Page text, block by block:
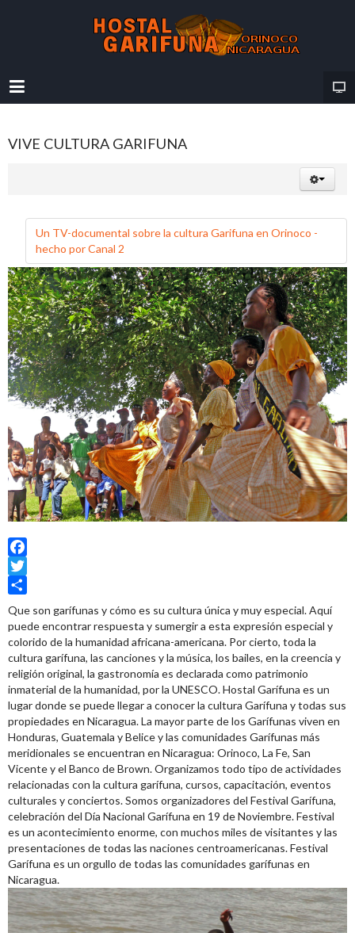
VIVE CULTURA GARIFUNA
Un TV-documental sobre la cultura Garifuna en Orinoco -
hecho por Canal 2
Facebook
Twitter
Share
Que son garífunas y cómo es su cultura única y muy especial. Aquí
puede encontrar respuesta y sumergir a esta expresión especial y
colorido de la humanidad africana-americana. Por cierto, toda la
cultura garífuna, las canciones y la música, los bailes, en la creencia y
religión original, la gastronomía es declarada como patrimonio
inmaterial de la humanidad, por la UNESCO. Hostal Garífuna es un
lugar donde se puede llegar a conocer la cultura Garífuna y todas sus
propiedades en Nicaragua. La mayor parte de los Garífunas viven en
Honduras, Guatemala y Belice y las comunidades Garífunas más
meridionales se encuentran en Nicaragua: Orinoco, La Fe, San
Vicente y el Banco de Brown. Organizamos todo tipo de actividades
relacionadas con la cultura garífuna, cursos, capacitación, eventos
culturales y conciertos. Somos organizadores del Festival Garífuna,
celebración del Día Nacional Garífuna en 19 de Noviembre. Festival
es un acontecimiento enorme, con muchos miles de visitantes y las
presentaciones de todas las naciones centroamericanas. Festival
Garífuna es un orgullo de todas las comunidades garífunas en
Nicaragua.